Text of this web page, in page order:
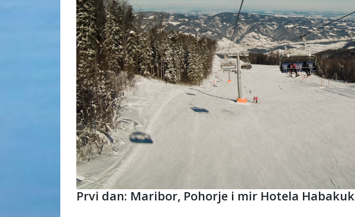
Prvi dan: Maribor, Pohorje i mir Hotela Habakuk